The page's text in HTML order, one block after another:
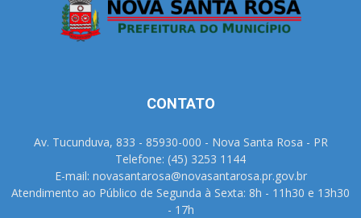
CONTATO
Av. Tucunduva, 833 - 85930-000 - Nova Santa Rosa - PR
Telefone: (45) 3253 1144
E-mail: novasantarosa@novasantarosa.pr.gov.br
Atendimento ao Público de Segunda à Sexta: 8h - 11h30 e 13h30
- 17h